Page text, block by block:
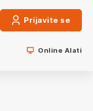
Prijavite se
Online Alati